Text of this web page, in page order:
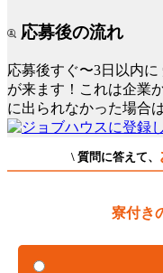
応募後の流れ
応募後すぐ〜3日以内に
が来ます！これは企業
に出られなかった場合
\ 質問に答えて、
寮付き